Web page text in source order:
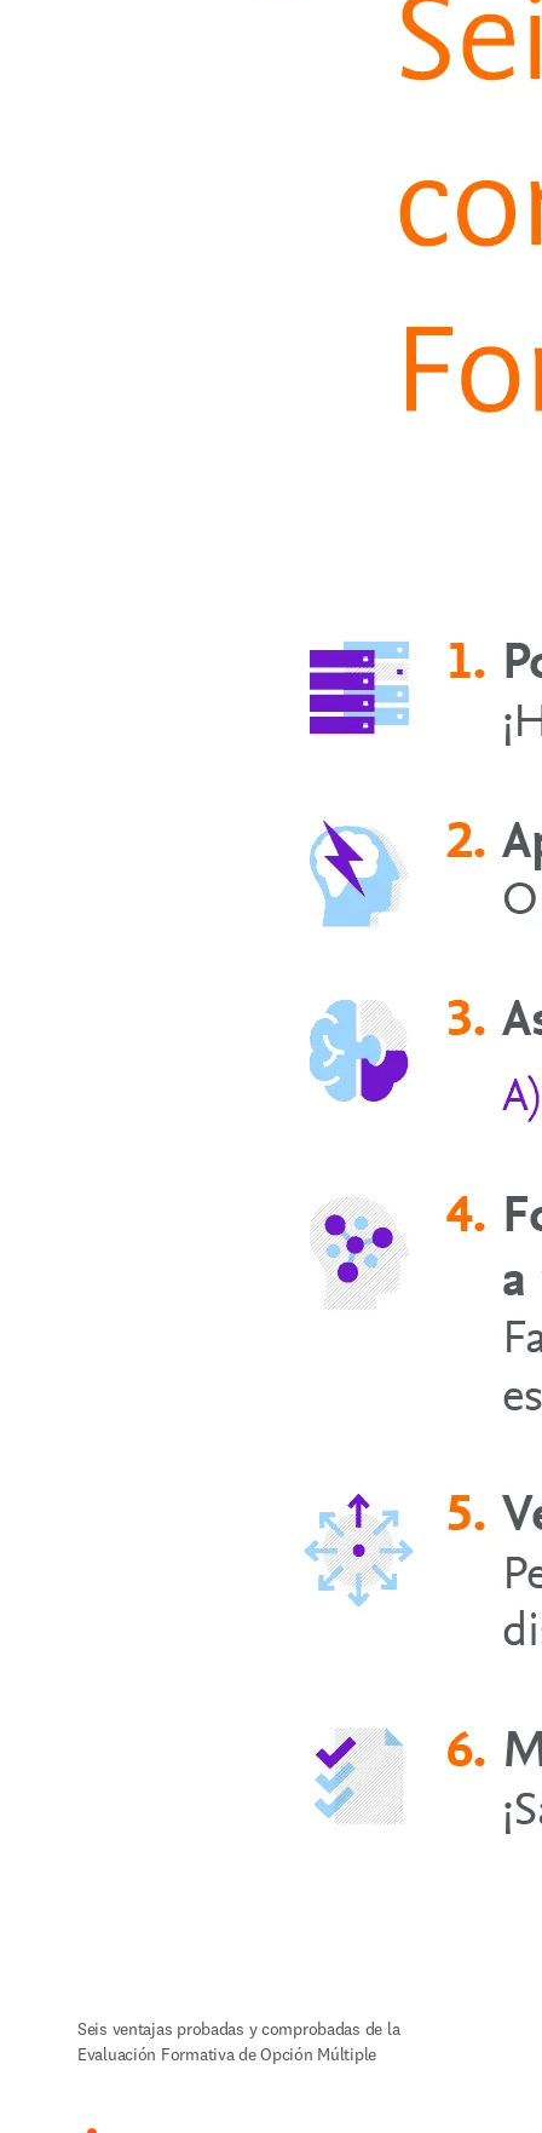
Seis ventajas probadas y comprobadas de la
Evaluación Formativa de Opción Múltiple